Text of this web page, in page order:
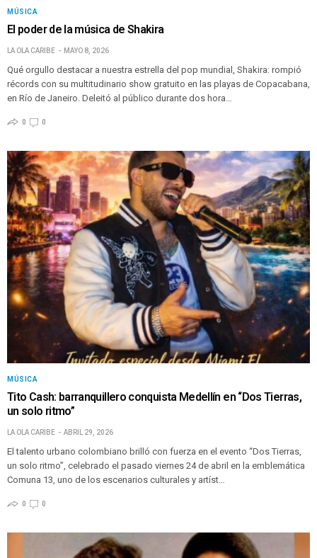
MÚSICA
El poder de la música de Shakira
LA OLA CARIBE MAYO 8, 2026
Qué orgullo destacar a nuestra estrella del pop mundial, Shakira: rompió
récords con su multitudinario show gratuito en las playas de Copacabana,
en Río de Janeiro. Deleitó al público durante dos hora…
0 0
MÚSICA
Tito Cash: barranquillero conquista Medellín en “Dos Tierras,
un solo ritmo”
LA OLA CARIBE ABRIL 29, 2026
El talento urbano colombiano brilló con fuerza en el evento “Dos Tierras,
un solo ritmo”, celebrado el pasado viernes 24 de abril en la emblemática
Comuna 13, uno de los escenarios culturales y artíst…
0 0